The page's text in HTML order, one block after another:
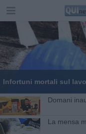
Infortuni mortali sul
Domani
La mensa